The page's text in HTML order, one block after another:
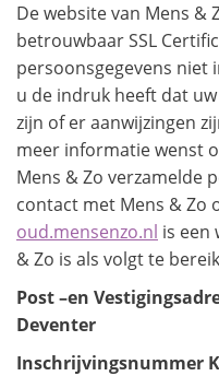
De website van Mens &
betrouwbaar SSL
persoonsgegevens niet
u de indruk heeft dat
zijn of er aanwijzingen
meer informatie wenst
Mens & Zo verzamelde
contact met Mens & Zo
oud.mensenzo.nl is een
& Zo is als volgt te
Post –en
Deventer
Inschrijvingsnummer